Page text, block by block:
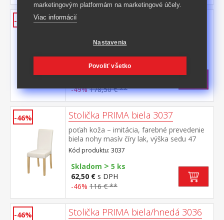
-49% Jedálenský stôl 80x80 UNO biely
kovová konštrukcia, farebné prevedenie
nastaviteľné plastové klzáky s
pochrómovanou krytkou
Skladom> 5 ks
-49% 178,50 € **
-46% Stolička PRIMA biela 3037
poťah koža – imitácia, farebné prevedenie
biela nohy masív číry lak, výška sedu 47
cm odporúčaná nosnosť do 120 kg
Kód produktu: 3037
Skladom > 5 ks
62,50 € s DPH
-46% 116 € **
-46% Stolička PRIMA biela/hnedá 3036
marketingovým platformám na marketingové účely.
Viac informácií
Nastavenia
Povoliť všetko